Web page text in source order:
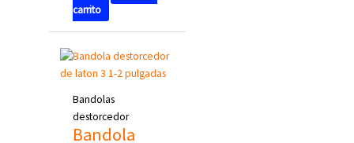
carrito
Bandolas
destorcedor
Bandola